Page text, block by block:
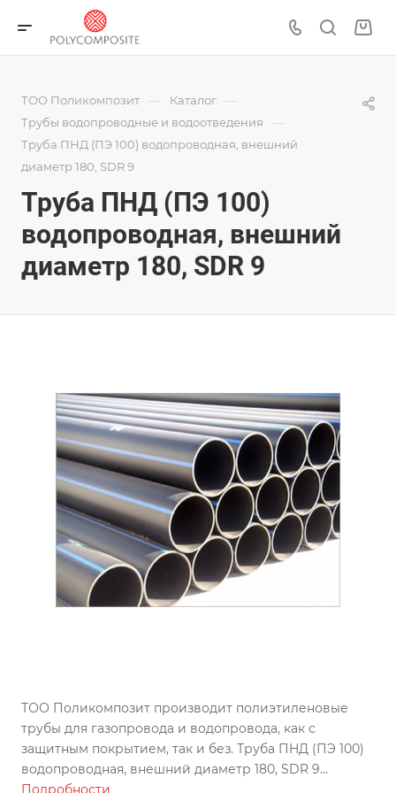
ТОО Поликомпозит — Каталог —
Трубы водопроводные и водоотведения —
Труба ПНД (ПЭ 100) водопроводная, внешний
диаметр 180, SDR 9
Труба ПНД (ПЭ 100)
водопроводная, внешний
диаметр 180, SDR 9
ТОО Поликомпозит производит полиэтиленовые
трубы для газопровода и водопровода, как с
защитным покрытием, так и без. Труба ПНД (ПЭ 100)
водопроводная, внешний диаметр 180, SDR 9
изготовлена по ГОСТу, может использоваться во всех
Подробности